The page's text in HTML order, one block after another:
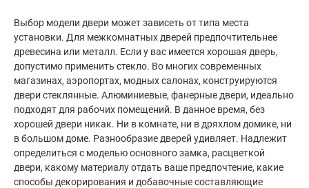
Выбор модели двери может зависеть от типа места
установки. Для межкомнатных дверей предпочтительнее
древесина или металл. Если у вас имеется хорошая дверь,
допустимо применить стекло. Во многих современных
магазинах, аэропортах, модных салонах, конструируются
двери стеклянные. Алюминиевые, фанерные двери, идеально
подходят для рабочих помещений. В данное время, без
хорошей двери никак. Ни в комнате, ни в дряхлом домике, ни
в большом доме. Разнообразие дверей удивляет. Надлежит
определиться с моделью основного замка, расцветкой
двери, какому материалу отдать ваше предпочтение, какие
способы декорирования и добавочные составляющие